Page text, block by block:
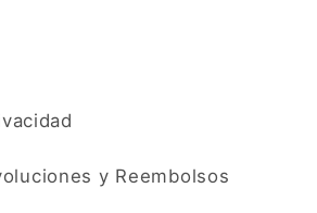
y Reembolsos